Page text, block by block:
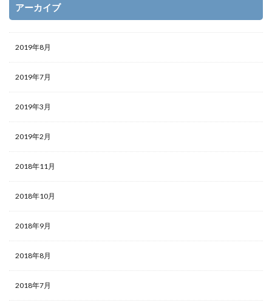
アーカイブ
2019年8月
2019年7月
2019年3月
2019年2月
2018年11月
2018年10月
2018年9月
2018年8月
2018年7月